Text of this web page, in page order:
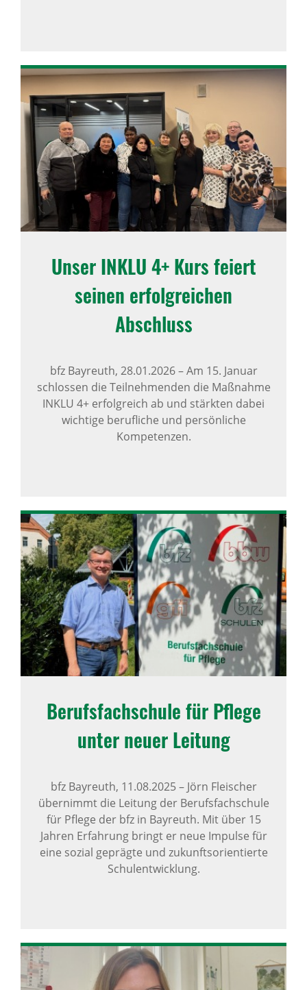
Unser INKLU 4+ Kurs feiert
seinen erfolg­rei­chen
Abschluss
bfz Bayreuth, 28.01.2026–Am 15. Januar
schlossen die Teilnehmenden die Maßnahme
INKLU 4+ erfolgreich ab und stärkten dabei
wichtige berufliche und persönliche
Kompetenzen.
Berufs­fach­schule für Pflege
unter neuer Leitung
bfz Bayreuth, 11.08.2025–Jörn Fleischer
übernimmt die Leitung der Berufsfachschule
für Pflege der bfz in Bayreuth. Mit über 15
Jahren Erfahrung bringt er neue Impulse für
eine sozial geprägte und zukunftsorientierte
Schulentwicklung.